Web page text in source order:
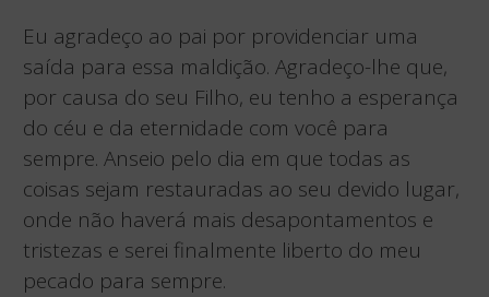
Eu agradeço ao pai por providenciar uma
saída para essa maldição. Agradeço-lhe que,
por causa do seu Filho, eu tenho a esperança
do céu e da eternidade com você para
sempre. Anseio pelo dia em que todas as
coisas sejam restauradas ao seu devido lugar,
onde não haverá mais desapontamentos e
tristezas e serei finalmente liberto do meu
pecado para sempre.